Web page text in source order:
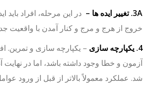
3A. تغییر ایده ها –
در این مرحله، افراد
خروج از هرج و مرج و کنار آمدن با واقعیت
4. یکپارچه سازی
– یکپارچه سازی و تمرین.
آزمون و خطا وجود داشته باشد، اما در
شد. عملکرد معمولاً بالاتر از قبل از ورود